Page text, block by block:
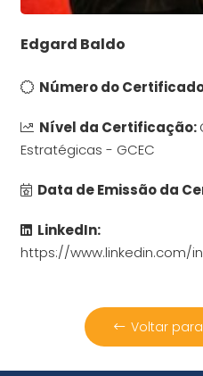
Edgard Baldo
Número do
Nível da Certificação:
Estratégicas - GCEC
Data de Emissão da
LinkedIn:
https://www.linkedin.com/
Voltar